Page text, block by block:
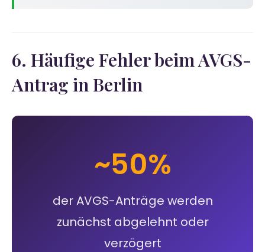
6. Häufige Fehler beim AVGS-
Antrag in Berlin
~50%
der AVGS-Anträge werden
zunächst abgelehnt oder
verzögert